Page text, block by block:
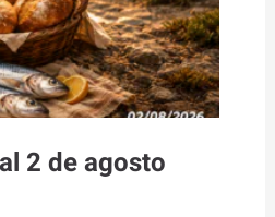
2 de agosto